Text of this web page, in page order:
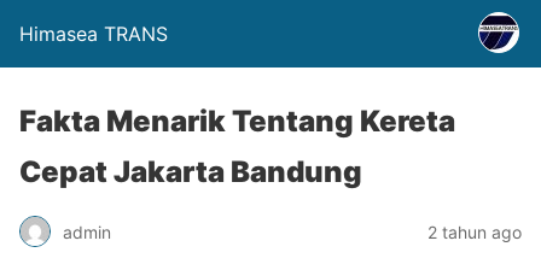
Himasea TRANS
Fakta Menarik Tentang Kereta
Cepat Jakarta Bandung
admin 2 tahun ago